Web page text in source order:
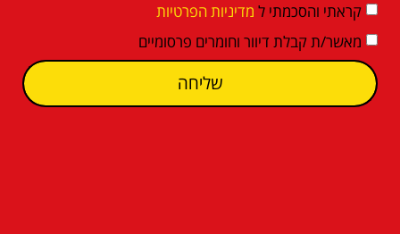
קראתי והסכמתי ל מדיניות הפרטיות
מאשר/ת קבלת דיוור וחומרים פרסומיים
שליחה